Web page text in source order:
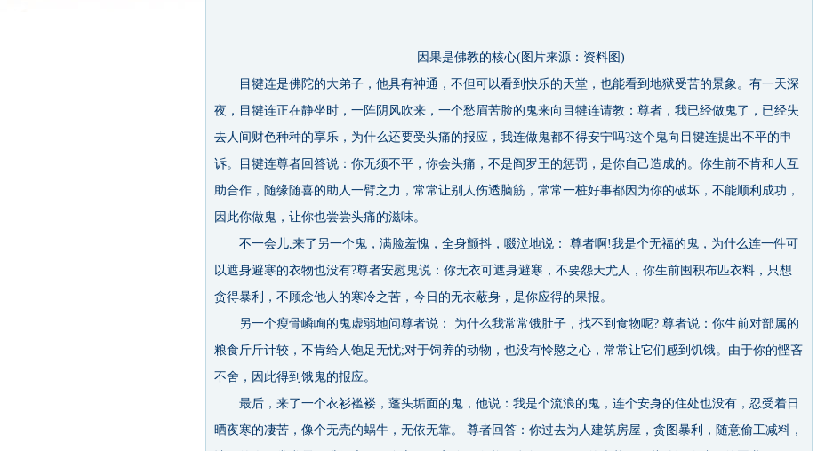
因果是佛教的核心(图片来源：资料图)
目犍连是佛陀的大弟子，他具有神通，不但可以看到快乐的天堂，也能看到地狱受苦的景象。有一天深
夜，目犍连正在静坐时，一阵阴风吹来，一个愁眉苦脸的鬼来向目犍连请教：尊者，我已经做鬼了，已经失
去人间财色种种的享乐，为什么还要受头痛的报应，我连做鬼都不得安宁吗?这个鬼向目犍连提出不平的申
诉。目犍连尊者回答说：你无须不平，你会头痛，不是阎罗王的惩罚，是你自己造成的。你生前不肯和人互
助合作，随缘随喜的助人一臂之力，常常让别人伤透脑筋，常常一桩好事都因为你的破坏，不能顺利成功，
因此你做鬼，让你也尝尝头痛的滋味。
不一会儿,来了另一个鬼，满脸羞愧，全身颤抖，啜泣地说： 尊者啊!我是个无福的鬼，为什么连一件可
以遮身避寒的衣物也没有?尊者安慰鬼说：你无衣可遮身避寒，不要怨天尤人，你生前囤积布匹衣料，只想
贪得暴利，不顾念他人的寒冷之苦，今日的无衣蔽身，是你应得的果报。
另一个瘦骨嶙峋的鬼虚弱地问尊者说： 为什么我常常饿肚子，找不到食物呢? 尊者说：你生前对部属的
粮食斤斤计较，不肯给人饱足无忧;对于饲养的动物，也没有怜愍之心，常常让它们感到饥饿。由于你的悭吝
不舍，因此得到饿鬼的报应。
最后，来了一个衣衫褴褛，蓬头垢面的鬼，他说：我是个流浪的鬼，连个安身的住处也没有，忍受着日
晒夜寒的凄苦，像个无壳的蜗牛，无依无靠。 尊者回答：你过去为人建筑房屋，贪图暴利，随意偷工减料，